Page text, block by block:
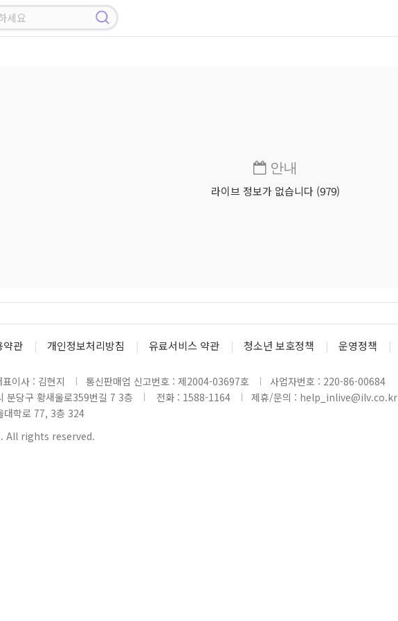
안내
라이브 정보가 없습니다 (979)
약관 개인정보처리방침 유료서비스 약관 청소년 보호정책 운영정책
표이사 : 김현지 통신판매업 신고번호 : 제2004-03697호
사업자번호 : 220-86-00684
분당구 황새울로359번길 7 3층
전화 : 1588-1164 제휴/문의 : help_inlive@ilv.co.kr
대학로 77, 3층 324
All rights reserved.